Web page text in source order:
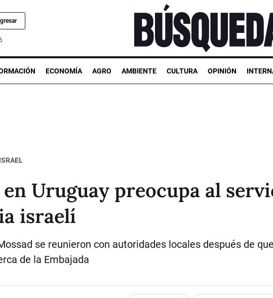
ECONOMÍA AGRO AMBIENTE CULTURA OPINIÓN
ISRAEL
Uruguay preocupa al
israelí
se reunieron con autoridades locales después de
de la Embajada